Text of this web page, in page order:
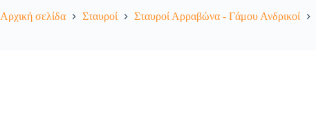
Αρχική σελίδα Σταυροί Σταυροί Αρραβώνα - Γάμου Ανδρικοί